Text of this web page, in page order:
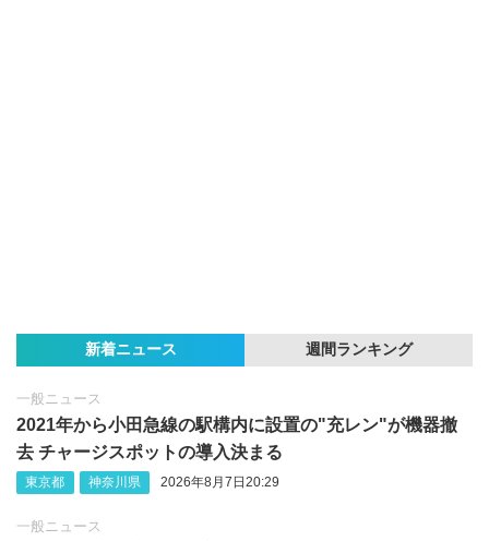
新着ニュース 週間ランキング
一般ニュース
2021年から小田急線の駅構内に設置の"充レン"が機器撤
去 チャージスポットの導入決まる
東京都 神奈川県 2026年8月7日20:29
一般ニュース